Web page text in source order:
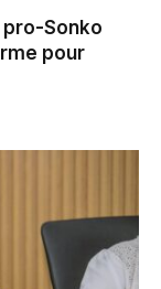
Sonko
pour